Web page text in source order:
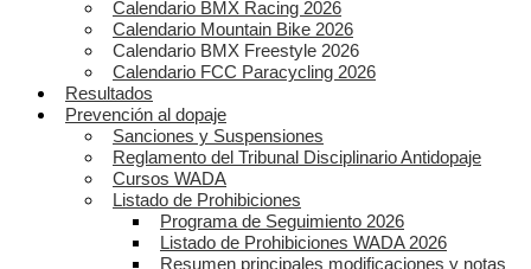
Calendario BMX Racing 2026
Calendario Mountain Bike 2026
Calendario BMX Freestyle 2026
Calendario FCC Paracycling 2026
Resultados
Prevención al dopaje
Sanciones y Suspensiones
Reglamento del Tribunal Disciplinario Antidopaje
Cursos WADA
Listado de Prohibiciones
Programa de Seguimiento 2026
Listado de Prohibiciones WADA 2026
Resumen principales modificaciones y notas